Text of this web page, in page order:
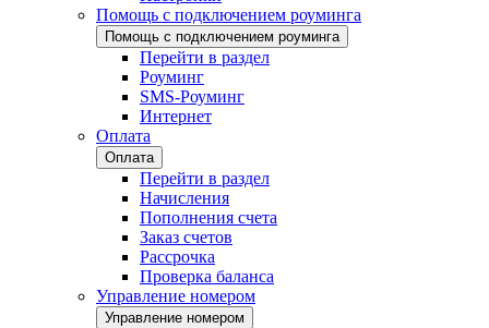
Помощь с подключением роуминга
Помощь с подключением роуминга
Перейти в раздел
Роуминг
SMS-Роуминг
Интернет
Оплата
Оплата
Перейти в раздел
Начисления
Пополнения счета
Заказ счетов
Рассрочка
Проверка баланса
Управление номером
Управление номером